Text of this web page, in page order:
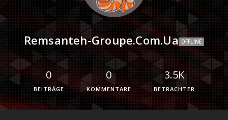
Remsanteh-Groupe.com.ua OFFLINE
0
BEITRÄGE
0
KOMMENTARE
3.5K
BETRACHTER